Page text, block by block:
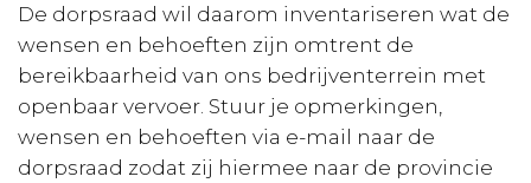
De dorpsraad wil daarom inventariseren wat de
wensen en behoeften zijn omtrent de
bereikbaarheid van ons bedrijventerrein met
openbaar vervoer. Stuur je opmerkingen,
wensen en behoeften via e-mail naar de
dorpsraad zodat zij hiermee naar de provincie